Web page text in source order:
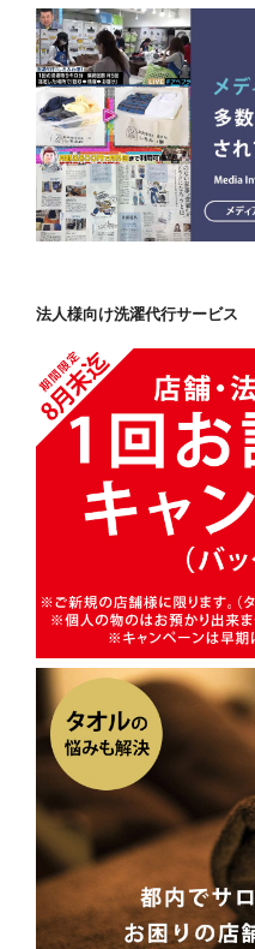
法人様向け洗濯代行サービス